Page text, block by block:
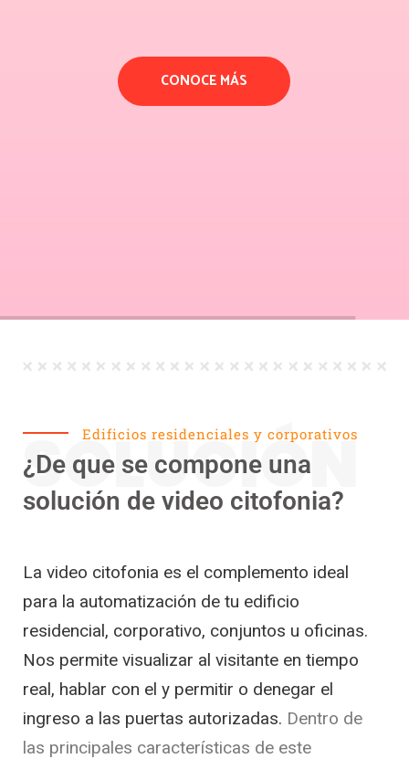
CONOCE MÁS
Edificios residenciales y corporativos
SOLUCIÓN
¿De que se compone una
solución de video citofonia?
La video citofonia es el complemento ideal
para la automatización de tu edificio
residencial, corporativo, conjuntos u oficinas.
Nos permite visualizar al visitante en tiempo
real, hablar con el y permitir o denegar el
ingreso a las puertas autorizadas. Dentro de
las principales características de este